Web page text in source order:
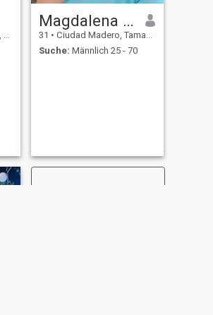
Magdalena García
31 • Ciudad Madero, Tamaulipas, Mexiko
Suche: Männlich 25 - 70